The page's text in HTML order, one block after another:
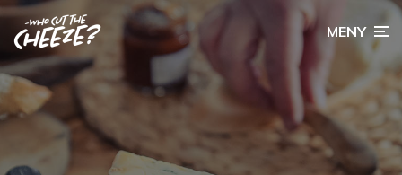
MENY